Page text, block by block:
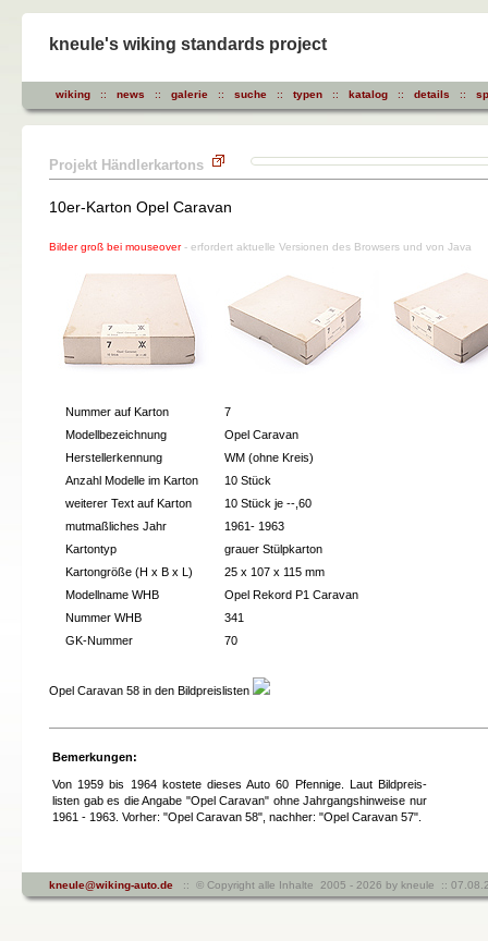
kneule's wiking standards project
wiking :: news :: galerie :: suche :: typen :: katalog :: details ::
Projekt Händlerkartons
10er-Karton Opel Caravan
Bilder groß bei mouseover- erfordert aktuelle Versionen des Browsers und von Java
Nummer auf Karton
7
Modellbezeichnung
Opel Caravan
Herstellerkennung
WM (ohne Kreis)
Anzahl Modelle im Karton
10 Stück
weiterer Text auf Karton
10 Stück je --,60
mutmaßliches Jahr
1961- 1963
Kartontyp
grauer Stülpkarton
Kartongröße (H x B x L)
25 x 107 x 115 mm
Modellname WHB
Opel Rekord P1 Caravan
Nummer WHB
341
GK-Nummer
70
Opel Caravan 58 in den Bildpreislisten
Bemerkungen:
Von 1959 bis 1964 kostete dieses Auto 60 Pfennige. Laut Bildpreis-
listen gab es die Angabe "Opel Caravan" ohne Jahrgangshinweise nur
1961 - 1963. Vorher: "Opel Caravan 58", nachher: "Opel Caravan 57".
kneule@wiking-auto.de :: © Copyright alle Inhalte 2005 - 2026 by kneule ::